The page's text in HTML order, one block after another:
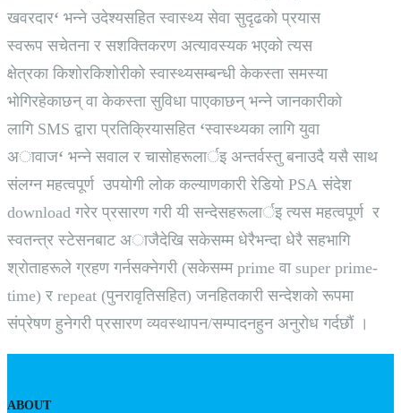
खवरदार‘ भन्ने उदेश्यसहित स्वास्थ्य सेवा सुदृढकाे प्रयास
स्वरूप सचेतना र सशक्तिकरण अत्यावस्यक भएकाे त्यस
क्षेत्रका किशाेरकिशाेरीकाे स्वास्थ्यसम्बन्धी केकस्ता समस्या
भाेगिरहेकाछन् वा केकस्ता सुविधा पाएकाछन् भन्ने जानकारीकाे
लागि SMS द्वारा प्रतिक्रियासहित ‘स्वास्थ्यका लागि युवा
अावाज‘ भन्ने सवाल र चासाेहरूलार्इ अन्तर्वस्तु बनाउदै यसै साथ
संलग्न महत्वपूर्ण उपयाेगी लाेक कल्याणकारी रेडियाे PSA संदेश
download गरेर प्रसारण गरी यी सन्देसहरूलार्इ त्यस महत्वपूर्ण र
स्वतन्त्र स्टेसनबाट अाजैदेखि सकेसम्म धेरैभन्दा धेरै सहभागि
श्राेताहरूले ग्रहण गर्नसक्नेगरी (सकेसम्म prime वा super prime-
time) र repeat (पुनरावृतिसहित) जनहितकारी सन्देशकाे रूपमा
संप्रेषण हुनेगरी प्रसारण व्यवस्थापन/सम्पादनहुन अनुराेध गर्दछाैं ।
ABOUT